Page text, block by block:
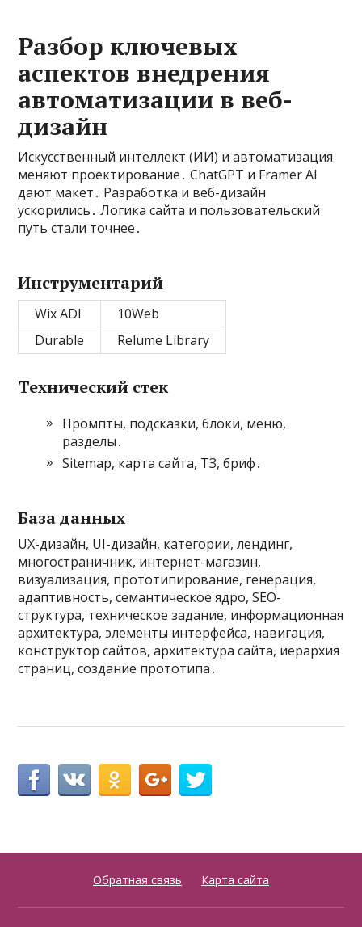
Разбор ключевых
аспектов внедрения
автоматизации в веб-
дизайн
Искусственный интеллект (ИИ) и автоматизация
меняют проектирование․ ChatGPT и Framer AI
дают макет․ Разработка и веб-дизайн
ускорились․ Логика сайта и пользовательский
путь стали точнее․
Инструментарий
Wix ADI
10Web
Durable
Relume Library
Технический стек
Промпты, подсказки, блоки, меню,
разделы․
Sitemap, карта сайта, ТЗ, бриф․
База данных
UX-дизайн, UI-дизайн, категории, лендинг,
многостраничник, интернет-магазин,
визуализация, прототипирование, генерация,
адаптивность, семантическое ядро, SEO-
структура, техническое задание, информационная
архитектура, элементы интерфейса, навигация,
конструктор сайтов, архитектура сайта, иерархия
страниц, создание прототипа․
Обратная связь Карта сайта